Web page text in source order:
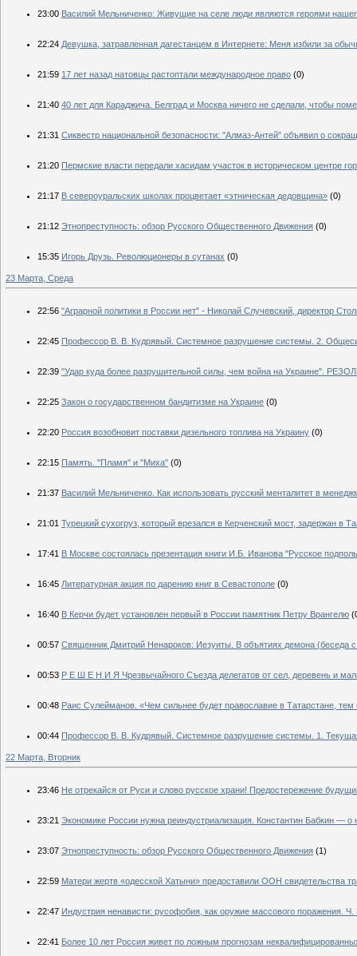
23:00 Василий Мельниченко: Живущие на селе люди являются героями
22:24 Девушка, затравленная дагестанцем в Интернете: Меня избили за
21:59 17 лет назад натовцы растоптали международное право (0)
21:40 40 лет для Караджича. Белград и Москва ничего не сделали, чтобы
21:31 Сиквестр национальной безопасности: "Алмаз-Антей" объявил о
21:20 Пермские власти передали хасидам участок в историческом центре
21:17 В североуральских школах процветает «этническая дедовщина» (0)
21:12 Этнопреступность: обзор Русского Общественного Движения (0)
15:35 Игорь Друзь. Революционеры в сутанах (0)
23 Марта, Среда
22:56 "Аграрной политики в России нет" - Николай Случевский, директор
22:45 Профессор В. В. Кудрявый. Системное разрушение системы. 2.
22:39 "Удар куда более разрушительной силы, чем война на Украине".
22:25 Закон о государственном бандитизме на Украине (0)
22:20 Россия возобновит поставки дизельного топлива на Украину (0)
22:15 Память. "Пламя" и "Миха" (0)
21:37 Василий Мельниченко. Как использовать русский менталитет в
21:01 Турецкий сухогруз, который врезался в Керченский мост, задержан в
17:41 В Москве состоялась презентация книги И.Б. Иванова "Русское
16:45 Литературная акция по дарению книг в Севастополе (0)
16:40 В Керчи будет установлен первый в России памятник Петру Врангелю
00:57 Священник Дмитрий Ненароков: Иезуиты. В объятиях демона (беседа
00:53 Р Е Ш Е Н И Я Чрезвычайного Съезда делегатов от сел, деревень
00:48 Раис Сулейманов. «Чем сильнее будет православие в Татарстане, тем
00:44 Профессор В. В. Кудрявый. Системное разрушение системы. 1.
22 Марта, Вторник
23:46 Не отрекайся от Руси и слово русское храни! Предостережение
23:21 Экономике России нужна реиндустриализация. Константин Бабкин —
23:07 Этнопреступность: обзор Русского Общественного Движения (1)
22:59 Матери жертв «одесской Хатыни» предоставили ООН свидетельства
22:47 Индустрия ненависти: русофобия, как оружие массового поражения. Ч.
22:41 Более 10 лет Россия живет по ложным прогнозам